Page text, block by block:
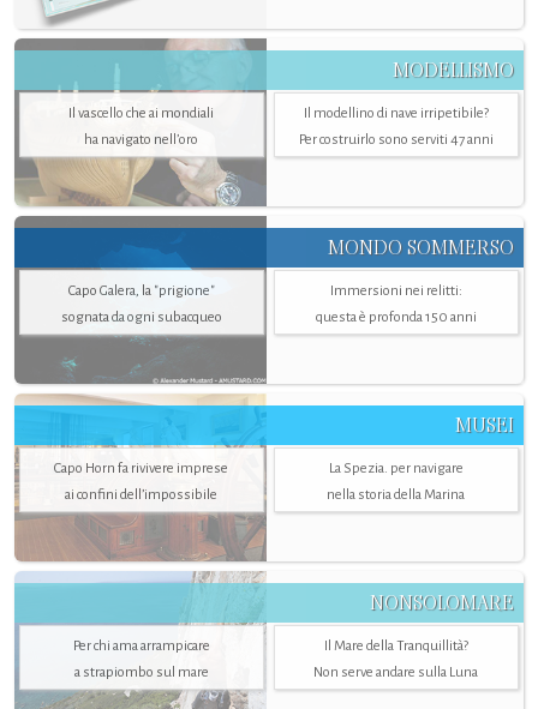
MODELLISMO
Il vascello che ai mondiali
ha navigato nell’oro
Il modellino di nave irripetibile?
Per costruirlo sono serviti 47 anni
MONDO SOMMERSO
Capo Galera, la "prigione"
sognata da ogni subacqueo
Immersioni nei relitti:
questa è profonda 150 anni
MUSEI
Capo Horn fa rivivere imprese
ai confini dell’impossibile
La Spezia. per navigare
nella storia della Marina
NONSOLOMARE
Per chi ama arrampicare
a strapiombo sul mare
Il Mare della Tranquillità?
Non serve andare sulla Luna